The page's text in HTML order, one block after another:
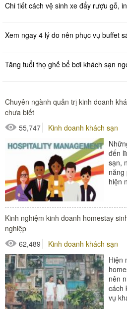
Chi tiết cách vệ sinh xe đẩy rượu gỗ,
Xem ngay 4 lý do nên phục vụ buffet
Tăng tuổi thọ ghế bể bơi khách sạn
Chuyên ngành quản trị kinh doanh
chưa biết
55,747
Kinh doanh khách sạn
đến
sạn,
năng
hiện
Kinh nghiệm kinh doanh homestay
nghiệp
62,489
Kinh doanh khách sạn
Hiện
nên
cách
vụ